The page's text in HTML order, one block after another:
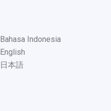
Bahasa Indonesia
English
日本語